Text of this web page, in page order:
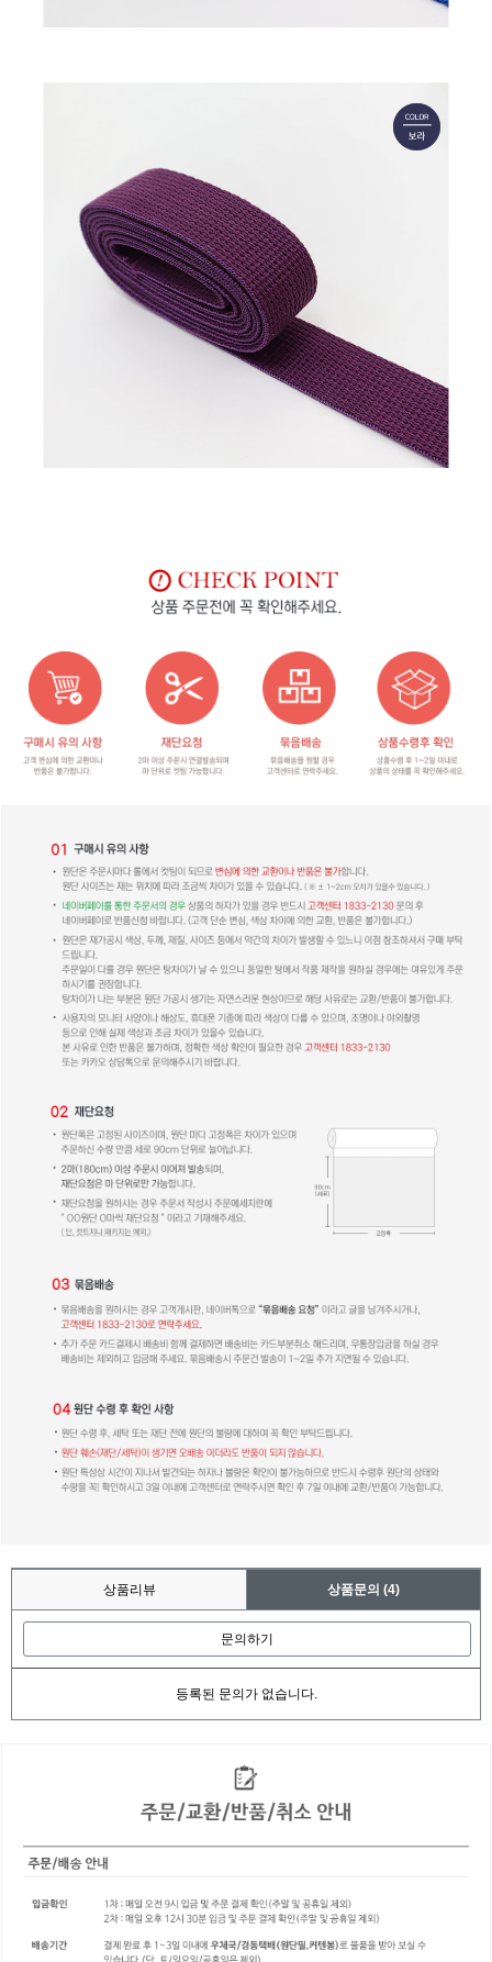
상품리뷰 상품문의 (4)
문의하기
등록된 문의가 없습니다.